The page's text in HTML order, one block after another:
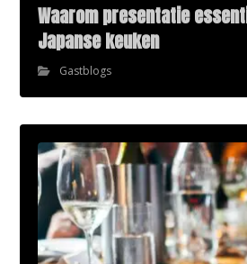
Waarom presentatie
Japanse keuken
Gastblogs